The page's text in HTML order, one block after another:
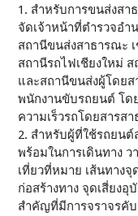
1. สําหรับการขนส่งสา
จัดเจ้าหน้าที่ตํารวจอํา
สถานีขนส่งสาธารณะ
สถานีรถไฟเชียงใหม่
และสถานีขนส่งผู้โดยส
พนักงานขับรถยนต์ โด
ความเร็วรถโดยสารส
2. สําหรับผู้ที่ใช้รถยน
พร้อมในการเดินทาง
เที่ยวที่หมาย เส้นทางจุ
ก่อสร้างทาง จุดเสี่ยงอุ
สําคัญที่มีการจราจรคับ